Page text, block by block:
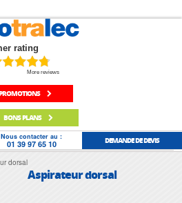
rating
More reviews
BONS PLANS
Nous contacter au :
01 39 97 65 10 DEMANDE DE DEVIS
dorsal
Aspirateur dorsal